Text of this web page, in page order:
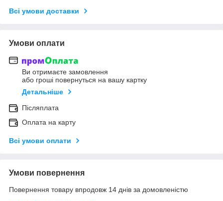
Всі умови доставки
Умови оплати
Ви отримаєте замовлення
або гроші повернуться на вашу картку
Детальніше
Післяплата
Оплата на карту
Всі умови оплати
Умови повернення
Повернення товару впродовж 14 днів за домовленістю